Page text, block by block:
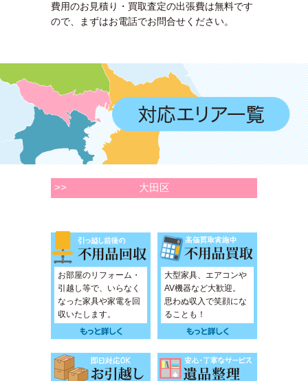
費用のお見積り・買取査定の出張費は無料です
ので、まずはお電話でお問合せください。
>> 大田区
お部屋のリフォーム・
引越し等で、いらなく
なった家具や家電を回
収いたします。
大型家具、エアコンや
AV機器など大歓迎。
思わぬ収入で笑顔にな
ることも！